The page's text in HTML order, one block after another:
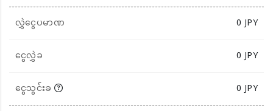
လွှဲငွေပမာဏ
0JPY
ငွေလွှဲခ
0 JPY
ငွေသွင်းခ
0 JPY